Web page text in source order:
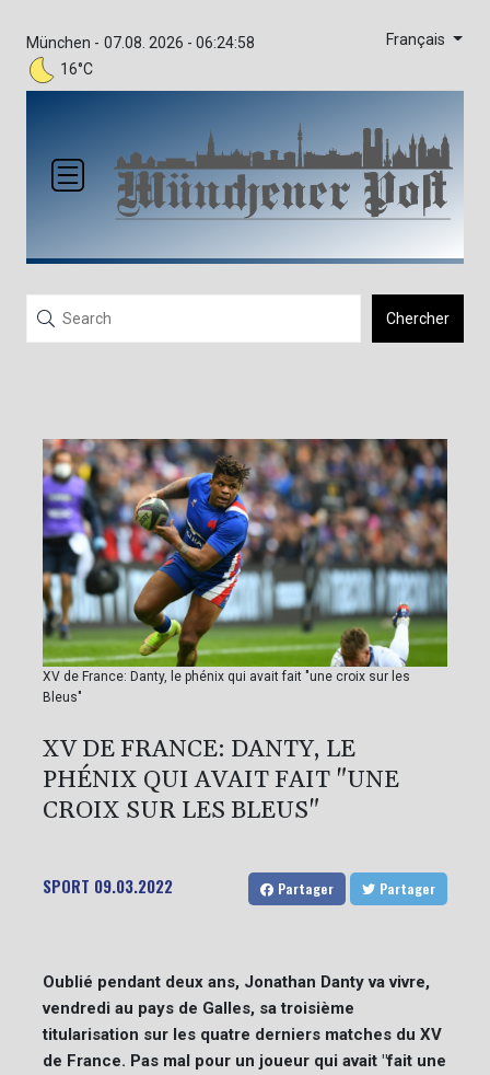
München -
16°C
07.08. 2026 - 06:24:58 Français
Chercher
XV de France: Danty, le phénix qui avait fait "une croix sur les
Bleus"
XV DE FRANCE: DANTY, LE
PHÉNIX QUI AVAIT FAIT "UNE
CROIX SUR LES BLEUS"
SPORT 09.03.2022 Partager Partager
Oublié pendant deux ans, Jonathan Danty va vivre,
vendredi au pays de Galles, sa troisième
titularisation sur les quatre derniers matches du XV
de France. Pas mal pour un joueur qui avait "fait une